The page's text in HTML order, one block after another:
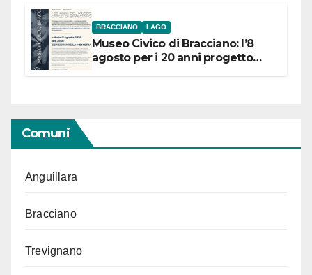
BRACCIANO LAGO
Museo Civico di Bracciano: l’8
agosto per i 20 anni progetto
Comuni
Anguillara
Bracciano
Trevignano